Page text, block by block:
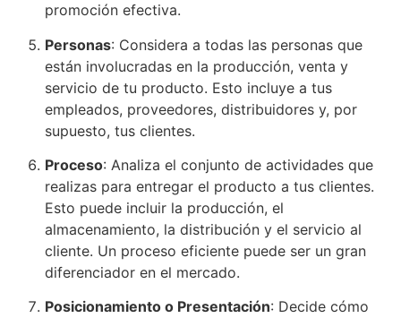
promoción efectiva.
Personas: Considera a todas las personas que
están involucradas en la producción, venta y
servicio de tu producto. Esto incluye a tus
empleados, proveedores, distribuidores y, por
supuesto, tus clientes.
Proceso: Analiza el conjunto de actividades que
realizas para entregar el producto a tus clientes.
Esto puede incluir la producción, el
almacenamiento, la distribución y el servicio al
cliente. Un proceso eficiente puede ser un gran
diferenciador en el mercado.
Posicionamiento o Presentación: Decide cómo